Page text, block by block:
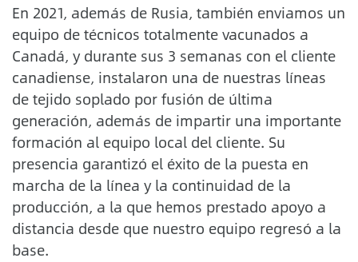
En 2021, además de Rusia, también enviamos un
equipo de técnicos totalmente vacunados a
Canadá, y durante sus 3 semanas con el cliente
canadiense, instalaron una de nuestras líneas
de tejido soplado por fusión de última
generación, además de impartir una importante
formación al equipo local del cliente. Su
presencia garantizó el éxito de la puesta en
marcha de la línea y la continuidad de la
producción, a la que hemos prestado apoyo a
distancia desde que nuestro equipo regresó a la
base.